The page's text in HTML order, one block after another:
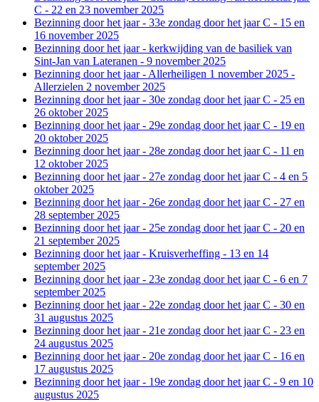
C - 22 en 23 november 2025
Bezinning door het jaar - 33e zondag door het jaar C - 15 en
16 november 2025
Bezinning door het jaar - kerkwijding van de basiliek van
Sint-Jan van Lateranen - 9 november 2025
Bezinning door het jaar - Allerheiligen 1 november 2025 -
Allerzielen 2 november 2025
Bezinning door het jaar - 30e zondag door het jaar C - 25 en
26 oktober 2025
Bezinning door het jaar - 29e zondag door het jaar C - 19 en
20 oktober 2025
Bezinning door het jaar - 28e zondag door het jaar C - 11 en
12 oktober 2025
Bezinning door het jaar - 27e zondag door het jaar C - 4 en 5
oktober 2025
Bezinning door het jaar - 26e zondag door het jaar C - 27 en
28 september 2025
Bezinning door het jaar - 25e zondag door het jaar C - 20 en
21 september 2025
Bezinning door het jaar - Kruisverheffing - 13 en 14
september 2025
Bezinning door het jaar - 23e zondag door het jaar C - 6 en 7
september 2025
Bezinning door het jaar - 22e zondag door het jaar C - 30 en
31 augustus 2025
Bezinning door het jaar - 21e zondag door het jaar C - 23 en
24 augustus 2025
Bezinning door het jaar - 20e zondag door het jaar C - 16 en
17 augustus 2025
Bezinning door het jaar - 19e zondag door het jaar C - 9 en 10
augustus 2025